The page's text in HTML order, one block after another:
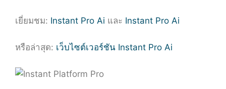
เยี่ยมชม: Instant Pro Ai และ Instant Pro Ai
หรือล่าสุด: เว็บไซต์เวอร์ชัน Instant Pro Ai